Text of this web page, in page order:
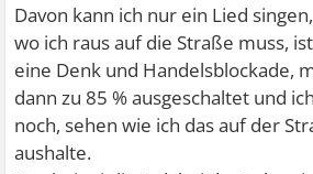
Für die Menschen um mich rum muss
sehr komisch wirken ( deren Gesichter
ähnlich aus wie meins
). Ganz
natürlich wenn es um Nähe geht. Man
werde zu einem Brett. Für mich ist
Davon kann ich nur ein Lied
wo ich raus auf die Straße muss,
eine Denk und Handelsblockade,
dann zu 85 % ausgeschaltet und
noch, sehen wie ich das auf der
aushalte.